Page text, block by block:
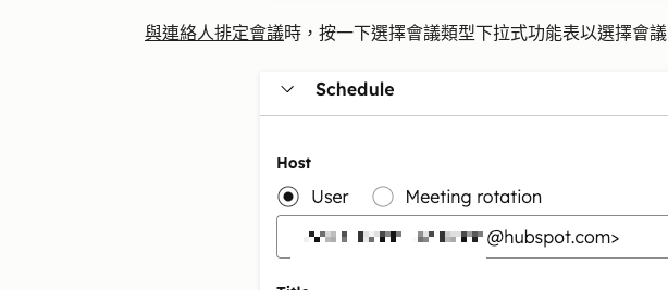
與連絡人排定會議時，按一下選擇會議類型下拉式功能表以選擇會議